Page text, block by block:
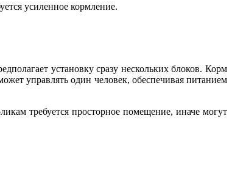
усиленное кормление.
установку сразу нескольких блоков. Корм
управлять один человек, обеспечивая питанием
требуется просторное помещение, иначе могут